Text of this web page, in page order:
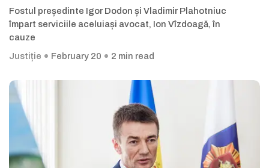
Fostul președinte Igor Dodon și Vladimir Plahotniuc
împart serviciile aceluiași avocat, Ion Vîzdoagă, în
cauze
Justiție
February 20 2 min read